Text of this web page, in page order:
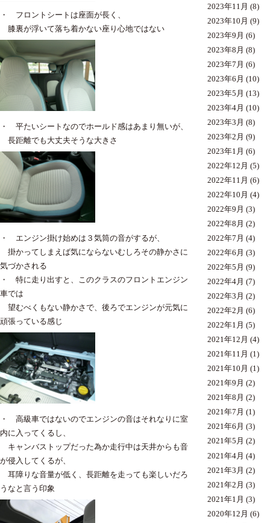
・ フロントシートは座面が長く、
膝裏が浮いて落ち着かない座り心地ではない
・ 平たいシートなのでホールド感はあまり無いが、
長距離でも大丈夫そうな大きさ
・ エンジン掛け始めは３気筒の音がするが、
掛かってしまえば気にならないむしろその静かさに
気づかされる
・ 特に走り出すと、このクラスのフロントエンジン
車では
望むべくもない静かさで、後ろでエンジンが元気に
頑張っている感じ
・ 高級車ではないのでエンジンの音はそれなりに室
内に入ってくるし、
キャンバストップだった為か走行中は天井からも音
が侵入してくるが、
耳障りな音量が低く、長距離を走っても楽しいだろ
うなと言う印象
2023年11月 (8)
2023年10月 (9)
2023年9月 (6)
2023年8月 (8)
2023年7月 (6)
2023年6月 (10)
2023年5月 (13)
2023年4月 (10)
2023年3月 (8)
2023年2月 (9)
2023年1月 (6)
2022年12月 (5)
2022年11月 (6)
2022年10月 (4)
2022年9月 (3)
2022年8月 (2)
2022年7月 (4)
2022年6月 (3)
2022年5月 (9)
2022年4月 (7)
2022年3月 (2)
2022年2月 (6)
2022年1月 (5)
2021年12月 (4)
2021年11月 (1)
2021年10月 (1)
2021年9月 (2)
2021年8月 (2)
2021年7月 (1)
2021年6月 (3)
2021年5月 (2)
2021年4月 (4)
2021年3月 (2)
2021年2月 (3)
2021年1月 (3)
2020年12月 (6)